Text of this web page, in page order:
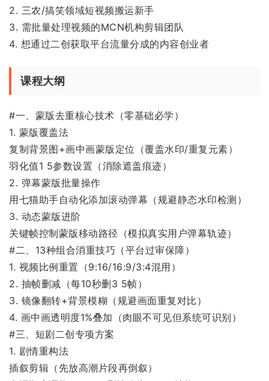
2. 三农/搞笑领域短视频搬运新手
3. 需批量处理视频的MCN机构剪辑团队
4. 想通过二创获取平台流量分成的内容创业者
课程大纲
#一、蒙版去重核心技术（零基础必学）
1. 蒙版覆盖法
复制背景图+画中画蒙版定位（覆盖水印/重复元素）
羽化值1 5参数设置（消除遮盖痕迹）
2. 弹幕蒙版批量操作
用七猫助手自动化添加滚动弹幕（规避静态水印检测）
3. 动态蒙版进阶
关键帧控制蒙版移动路径（模拟真实用户弹幕轨迹）
#二、13种组合消重技巧（平台过审保障）
1. 视频比例重置（9:16/16:9/3:4混用）
2. 抽帧删减（每10秒删3 5帧）
3. 镜像翻转+背景模糊（规避画面重复对比）
4. 画中画透明度1%叠加（肉眼不可见但系统可识别）
#三、短剧二创专项方案
1. 剧情重构法
插叙剪辑（先放高潮片段再倒叙）